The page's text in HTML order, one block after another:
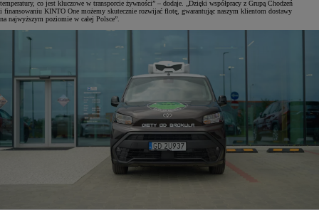
temperatury, co jest kluczowe w transporcie żywności” – dodaje. „Dzięki współpracy z Grupą Chodzeń
i finansowaniu KINTO One możemy skutecznie rozwijać flotę, gwarantując naszym klientom dostawy
na najwyższym poziomie w całej Polsce”.